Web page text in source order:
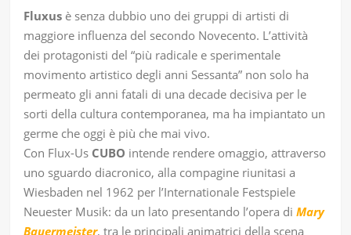
Fluxus è senza dubbio uno dei gruppi di artisti di
maggiore inﬂuenza del secondo Novecento. L’attività
dei protagonisti del “più radicale e sperimentale
movimento artistico degli anni Sessanta” non solo ha
permeato gli anni fatali di una decade decisiva per le
sorti della cultura contemporanea, ma ha impiantato un
germe che oggi è più che mai vivo.
Con Flux-Us CUBO intende rendere omaggio, attraverso
uno sguardo diacronico, alla compagine riunitasi a
Wiesbaden nel 1962 per l’Internationale Festspiele
Neuester Musik: da un lato presentando l’opera diMary
Bauermeister, tra le principali animatrici della scena